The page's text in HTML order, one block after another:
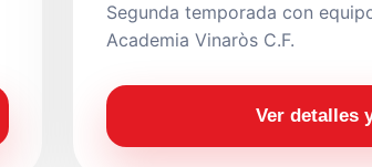
Segunda temporada con
Academia Vinaròs C.F.
Ver detalles